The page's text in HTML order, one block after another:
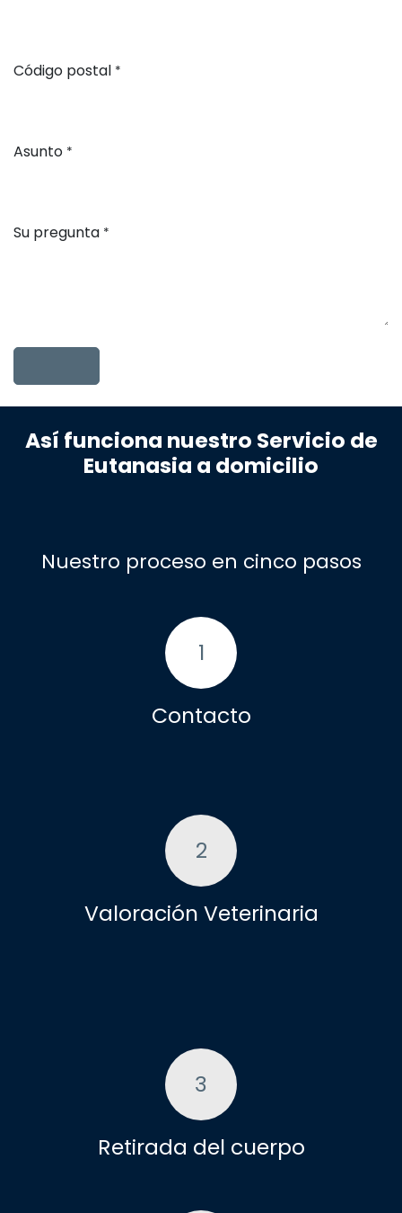
Código postal *
Asunto *
Su pregunta *
Así funciona nuestro Servicio de
Eutanasia a domicilio
Nuestro proceso en cinco pasos
1
Contacto
2
Valoración Veterinaria
3
Retirada del cuerpo